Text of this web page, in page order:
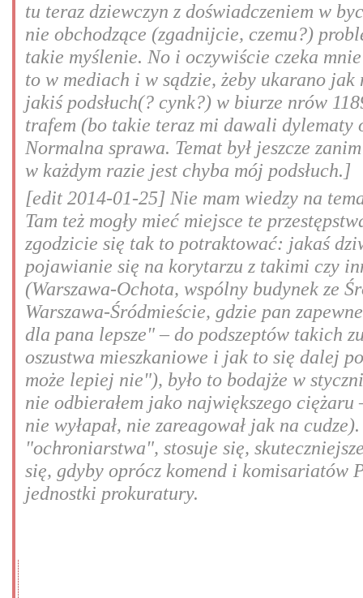
tu teraz dziewczyn z doświadczeniem w
nie obchodzące (zgadnijcie, czemu?)
takie myślenie. No i oczywiście czeka
to w mediach i w sądzie, żeby ukarano
jakiś podsłuch(? cynk?) w biurze nrów
trafem (bo takie teraz mi dawali dylematy
Normalna sprawa. Temat był jeszcze
w każdym razie jest chyba mój podsłuch.]
[edit 2014-01-25] Nie mam wiedzy na
Tam też mogły mieć miejsce te
zgodzicie się tak to potraktować: jakaś
pojawianie się na korytarzu z takimi czy
(Warszawa-Ochota, wspólny budynek ze
Warszawa-Śródmieście, gdzie pan
dla pana lepsze" – do podszeptów takich
oszustwa mieszkaniowe i jak to się dalej
może lepiej nie"), było to bodajże w
nie odbierałem jako największego
nie wyłapał, nie zareagował jak na
"ochroniarstwa", stosuje się,
się, gdyby oprócz komend i komisariatów
jednostki prokuratury.